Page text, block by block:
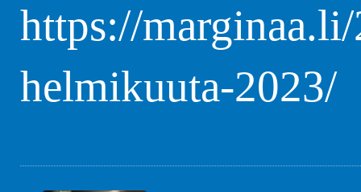
https://
helmikuuta-2023/